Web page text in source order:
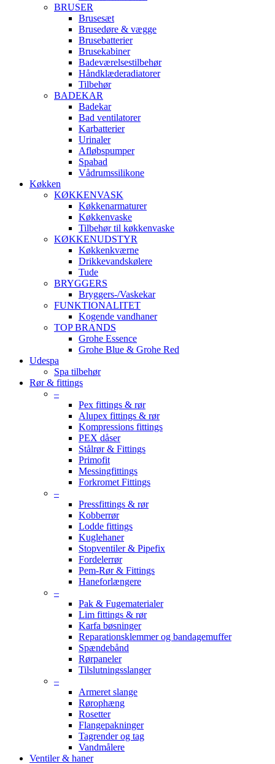
BRUSER
Brusesæt
Brusedøre & vægge
Brusebatterier
Brusekabiner
Badeværelsestilbehør
Håndklæderadiatorer
Tilbehør
BADEKAR
Badekar
Bad ventilatorer
Karbatterier
Urinaler
Afløbspumper
Spabad
Vådrumssilikone
Køkken
KØKKENVASK
Køkkenarmaturer
Køkkenvaske
Tilbehør til køkkenvaske
KØKKENUDSTYR
Køkkenkværne
Drikkevandskølere
Tude
BRYGGERS
Bryggers-/Vaskekar
FUNKTIONALITET
Kogende vandhaner
TOP BRANDS
Grohe Essence
Grohe Blue & Grohe Red
Udespa
Spa tilbehør
Rør & fittings
–
Pex fittings & rør
Alupex fittings & rør
Kompressions fittings
PEX dåser
Stålrør & Fittings
Primofit
Messingfittings
Forkromet Fittings
–
Pressfittings & rør
Kobberrør
Lodde fittings
Kuglehaner
Stopventiler & Pipefix
Fordelerrør
Pem-Rør & Fittings
Haneforlængere
–
Pak & Fugematerialer
Lim fittings & rør
Karfa bøsninger
Reparationsklemmer og bandagemuffer
Spændebånd
Rørpaneler
Tilslutningsslanger
–
Armeret slange
Rørophæng
Rosetter
Flangepakninger
Tagrender og tag
Vandmålere
Ventiler & haner